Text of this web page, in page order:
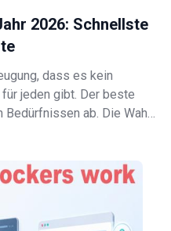
2026: Schnellste
dass es kein
jeden gibt. Der beste
ab. Die Wahl